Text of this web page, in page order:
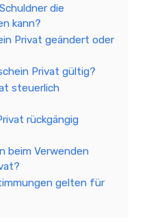
die
kann?
Privat geändert oder
Privat gültig?
steuerlich
rückgängig
beim Verwenden
gelten für